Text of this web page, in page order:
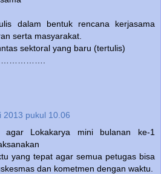
dalam bentuk rencana kerjasama
serta masyarakat.
sektoral yang baru (tertulis)
2013 pukul 10.06
agar Lokakarya mini bulanan ke-1
yang tepat agar semua petugas bisa
dan kometmen dengan waktu.